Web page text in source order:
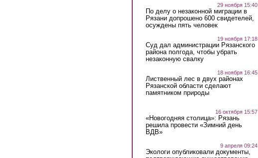
29 ноября 15:40
По делу о незаконной миграции в
Рязани допрошено 600 свидетелей,
осуждены пять человек
19 ноября 17:18
Суд дал администрации Рязанского
района полгода, чтобы убрать
незаконную свалку
18 ноября 16:45
Лиственный лес в двух районах
Рязанской области сделают
памятником природы
16 октября 15:57
«Новогодняя столица»: Рязань
решила провести «Зимний день
ВДВ»
9 апреля 09:24
Экологи опубликовали документы,